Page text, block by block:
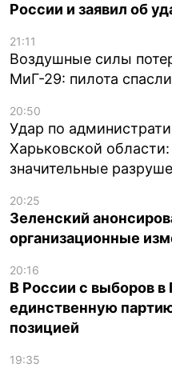
России и заявил об
21:11
Воздушные силы
МиГ-29: пилота спасли
20:50
Удар по
Харьковской
значительные
20:25
Зеленский
организационные
20:16
В России с выборов в
единственную
позицией
19:35